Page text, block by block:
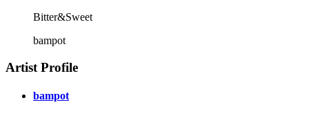
Bitter&Sweet
bampot
Artist Profile
bampot